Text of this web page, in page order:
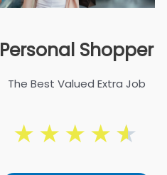
Personal Shopper
The Best Valued Extra Job
★★★★★